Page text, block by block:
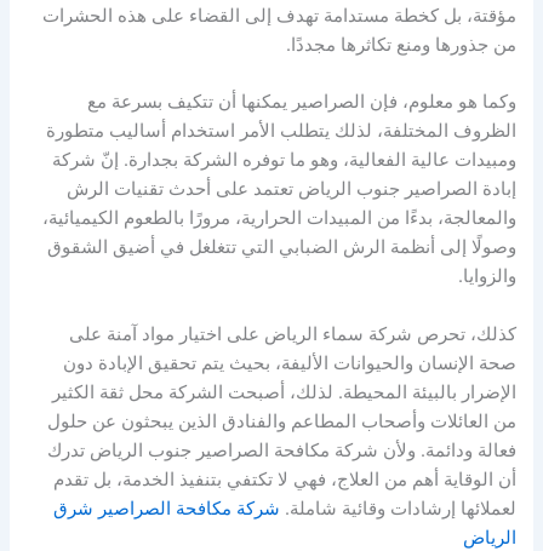
مؤقتة، بل كخطة مستدامة تهدف إلى القضاء على هذه الحشرات
من جذورها ومنع تكاثرها مجددًا.
وكما هو معلوم، فإن الصراصير يمكنها أن تتكيف بسرعة مع
الظروف المختلفة، لذلك يتطلب الأمر استخدام أساليب متطورة
ومبيدات عالية الفعالية، وهو ما توفره الشركة بجدارة. إنّ شركة
إبادة الصراصير جنوب الرياض تعتمد على أحدث تقنيات الرش
والمعالجة، بدءًا من المبيدات الحرارية، مرورًا بالطعوم الكيميائية،
وصولًا إلى أنظمة الرش الضبابي التي تتغلغل في أضيق الشقوق
والزوايا.
كذلك، تحرص شركة سماء الرياض على اختيار مواد آمنة على
صحة الإنسان والحيوانات الأليفة، بحيث يتم تحقيق الإبادة دون
الإضرار بالبيئة المحيطة. لذلك، أصبحت الشركة محل ثقة الكثير
من العائلات وأصحاب المطاعم والفنادق الذين يبحثون عن حلول
فعالة ودائمة. ولأن شركة مكافحة الصراصير جنوب الرياض تدرك
أن الوقاية أهم من العلاج، فهي لا تكتفي بتنفيذ الخدمة، بل تقدم
لعملائها إرشادات وقائية شاملة. شركة مكافحة الصراصير شرق
الرياض